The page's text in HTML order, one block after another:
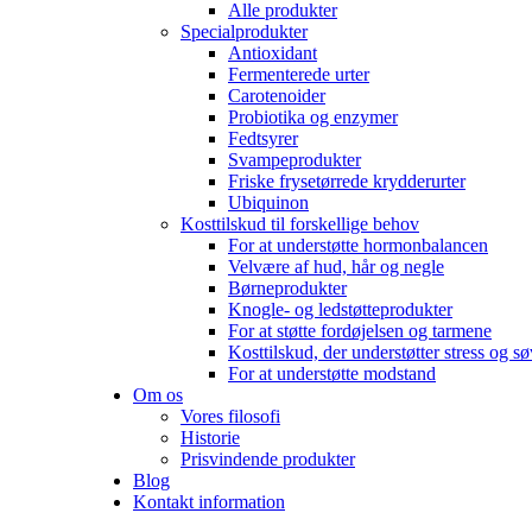
Alle produkter
Specialprodukter
Antioxidant
Fermenterede urter
Carotenoider
Probiotika og enzymer
Fedtsyrer
Svampeprodukter
Friske frysetørrede krydderurter
Ubiquinon
Kosttilskud til forskellige behov
For at understøtte hormonbalancen
Velvære af hud, hår og negle
Børneprodukter
Knogle- og ledstøtteprodukter
For at støtte fordøjelsen og tarmene
Kosttilskud, der understøtter stress og
For at understøtte modstand
Om os
Vores filosofi
Historie
Prisvindende produkter
Blog
Kontakt information